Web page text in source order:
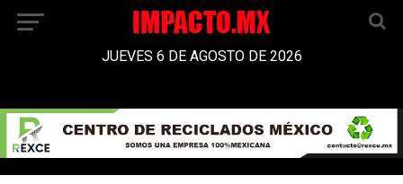
JUEVES 6 DE AGOSTO DE 2026